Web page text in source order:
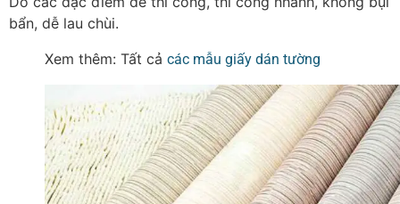
bẩn, dễ lau chùi.
Xem thêm: Tất cả các mẫu giấy dán tường